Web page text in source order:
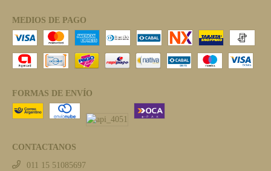
MEDIOS DE PAGO
FORMAS DE ENVÍO
CONTACTANOS
011 15 51085697